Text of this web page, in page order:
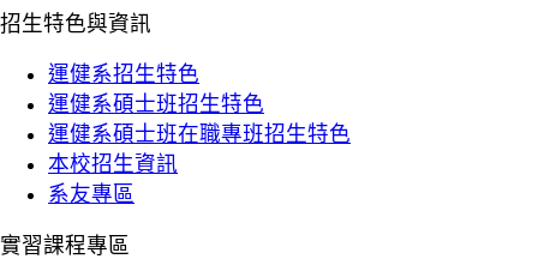
招生特色與資訊
運健系招生特色
運健系碩士班招生特色
運健系碩士班在職專班招生特色
本校招生資訊
系友專區
實習課程專區